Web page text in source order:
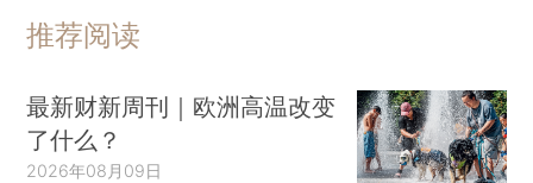
推荐阅读
最新财新周刊｜欧洲高温改变
了什么？
2026年08月09日